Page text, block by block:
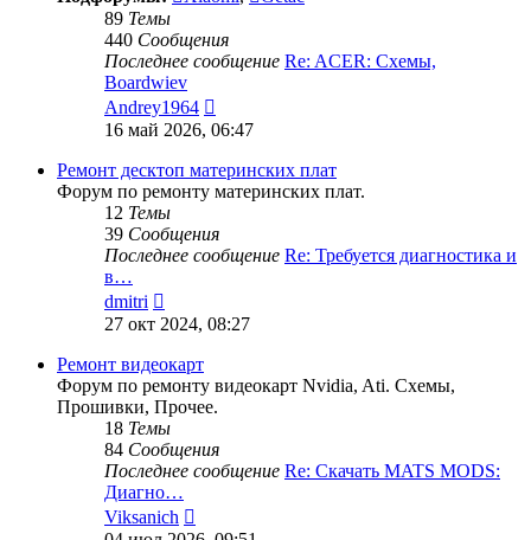
89 Темы
440 Сообщения
Последнее сообщение Re: ACER: Схемы,
Boardwiev
Andrey1964
к
сообщению
16 май 2026, 06:47
Ремонт десктоп материнских плат
Форум по ремонту материнских плат.
12 Темы
39 Сообщения
Последнее сообщение Re: Требуется диагностика и
в…
dmitri
к
сообщению
27 окт 2024, 08:27
Ремонт видеокарт
Форум по ремонту видеокарт Nvidia, Ati. Схемы,
Прошивки, Прочее.
18 Темы
84 Сообщения
Последнее сообщение Re: Скачать MATS MODS:
Диагно…
Viksanich
к